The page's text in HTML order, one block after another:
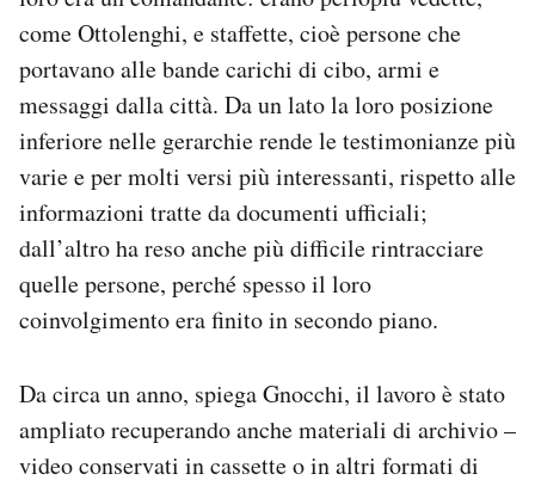
come Ottolenghi, e staffette, cioè persone che
portavano alle bande carichi di cibo, armi e
messaggi dalla città. Da un lato la loro posizione
inferiore nelle gerarchie rende le testimonianze più
varie e per molti versi più interessanti, rispetto alle
informazioni tratte da documenti ufficiali;
dall’altro ha reso anche più difficile rintracciare
quelle persone, perché spesso il loro
coinvolgimento era finito in secondo piano.
Da circa un anno, spiega Gnocchi, il lavoro è stato
ampliato recuperando anche materiali di archivio –
video conservati in cassette o in altri formati di